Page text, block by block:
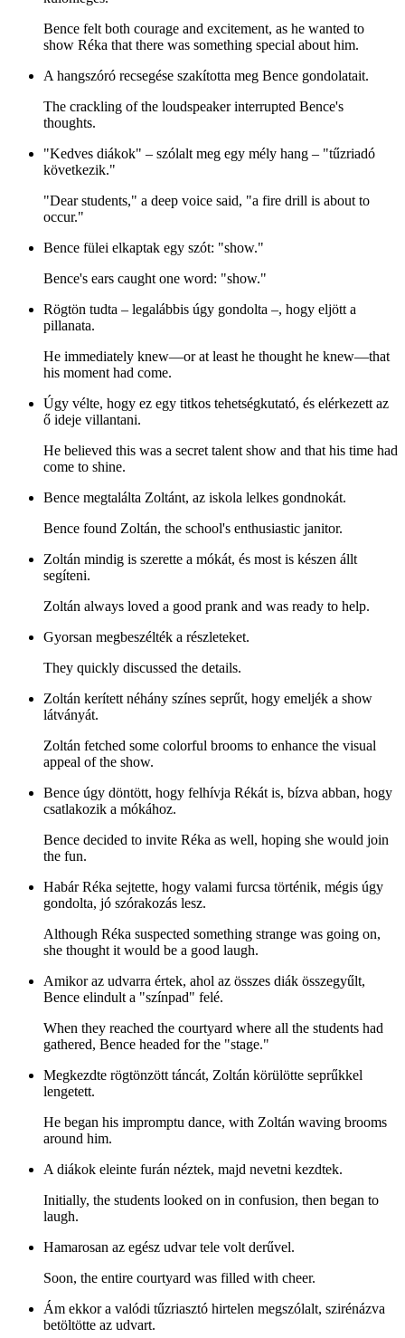
Bence felt both courage and excitement, as he wanted to
show Réka that there was something special about him.
A hangszóró recsegése szakította meg Bence gondolatait.
The crackling of the loudspeaker interrupted Bence's
thoughts.
"Kedves diákok" – szólalt meg egy mély hang – "tűzriadó
következik."
"Dear students," a deep voice said, "a fire drill is about to
occur."
Bence fülei elkaptak egy szót: "show."
Bence's ears caught one word: "show."
Rögtön tudta – legalábbis úgy gondolta –, hogy eljött a
pillanata.
He immediately knew—or at least he thought he knew—that
his moment had come.
Úgy vélte, hogy ez egy titkos tehetségkutató, és elérkezett az
ő ideje villantani.
He believed this was a secret talent show and that his time had
come to shine.
Bence megtalálta Zoltánt, az iskola lelkes gondnokát.
Bence found Zoltán, the school's enthusiastic janitor.
Zoltán mindig is szerette a mókát, és most is készen állt
segíteni.
Zoltán always loved a good prank and was ready to help.
Gyorsan megbeszélték a részleteket.
They quickly discussed the details.
Zoltán kerített néhány színes seprűt, hogy emeljék a show
látványát.
Zoltán fetched some colorful brooms to enhance the visual
appeal of the show.
Bence úgy döntött, hogy felhívja Rékát is, bízva abban, hogy
csatlakozik a mókához.
Bence decided to invite Réka as well, hoping she would join
the fun.
Habár Réka sejtette, hogy valami furcsa történik, mégis úgy
gondolta, jó szórakozás lesz.
Although Réka suspected something strange was going on,
she thought it would be a good laugh.
Amikor az udvarra értek, ahol az összes diák összegyűlt,
Bence elindult a "színpad" felé.
When they reached the courtyard where all the students had
gathered, Bence headed for the "stage."
Megkezdte rögtönzött táncát, Zoltán körülötte seprűkkel
lengetett.
He began his impromptu dance, with Zoltán waving brooms
around him.
A diákok eleinte furán néztek, majd nevetni kezdtek.
Initially, the students looked on in confusion, then began to
laugh.
Hamarosan az egész udvar tele volt derűvel.
Soon, the entire courtyard was filled with cheer.
Ám ekkor a valódi tűzriasztó hirtelen megszólalt, szirénázva
betöltötte az udvart.